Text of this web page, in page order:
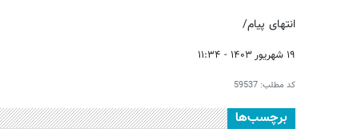
انتهای پیام/
۱۹ شهریور ۱۴۰۳ - ۱۱:۳۴
کد مطلب: 59537
برچسب‌ها